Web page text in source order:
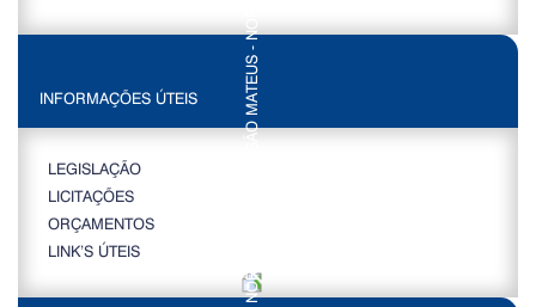
INFORMAÇÕES ÚTEIS
LEGISLAÇÃO
LICITAÇÕES
ORÇAMENTOS
LINK’S ÚTEIS